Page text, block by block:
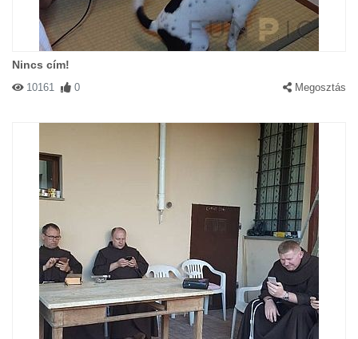
Nincs cím!
10161 0 Megosztás